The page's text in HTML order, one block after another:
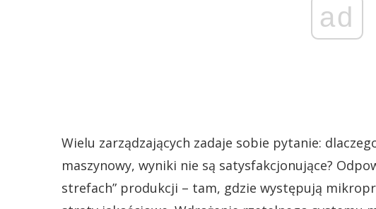
ad
Wielu zarządzających zadaje sobie pytanie:
maszynowy, wyniki nie są satysfakcjonujące?
strefach” produkcji – tam, gdzie występują